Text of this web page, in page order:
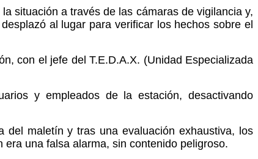
situación a través de las cámaras de vigilancia y,
al lugar para verificar los hechos sobre el
con el jefe del T.E.D.A.X. (Unidad Especializada
y empleados de la estación, desactivando
del maletín y tras una evaluación exhaustiva, los
una falsa alarma, sin contenido peligroso.